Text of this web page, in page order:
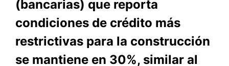
(bancarias) que reporta
condiciones de crédito más
restrictivas para la construcción
se mantiene en 30%, similar al